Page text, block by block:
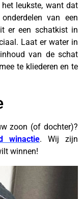
leukste, want dat
van een
er een schatkist in
Laat er water in
van de schat
te kliederen en te
zoon (of dochter)?
winactie. Wij zijn
winnen!